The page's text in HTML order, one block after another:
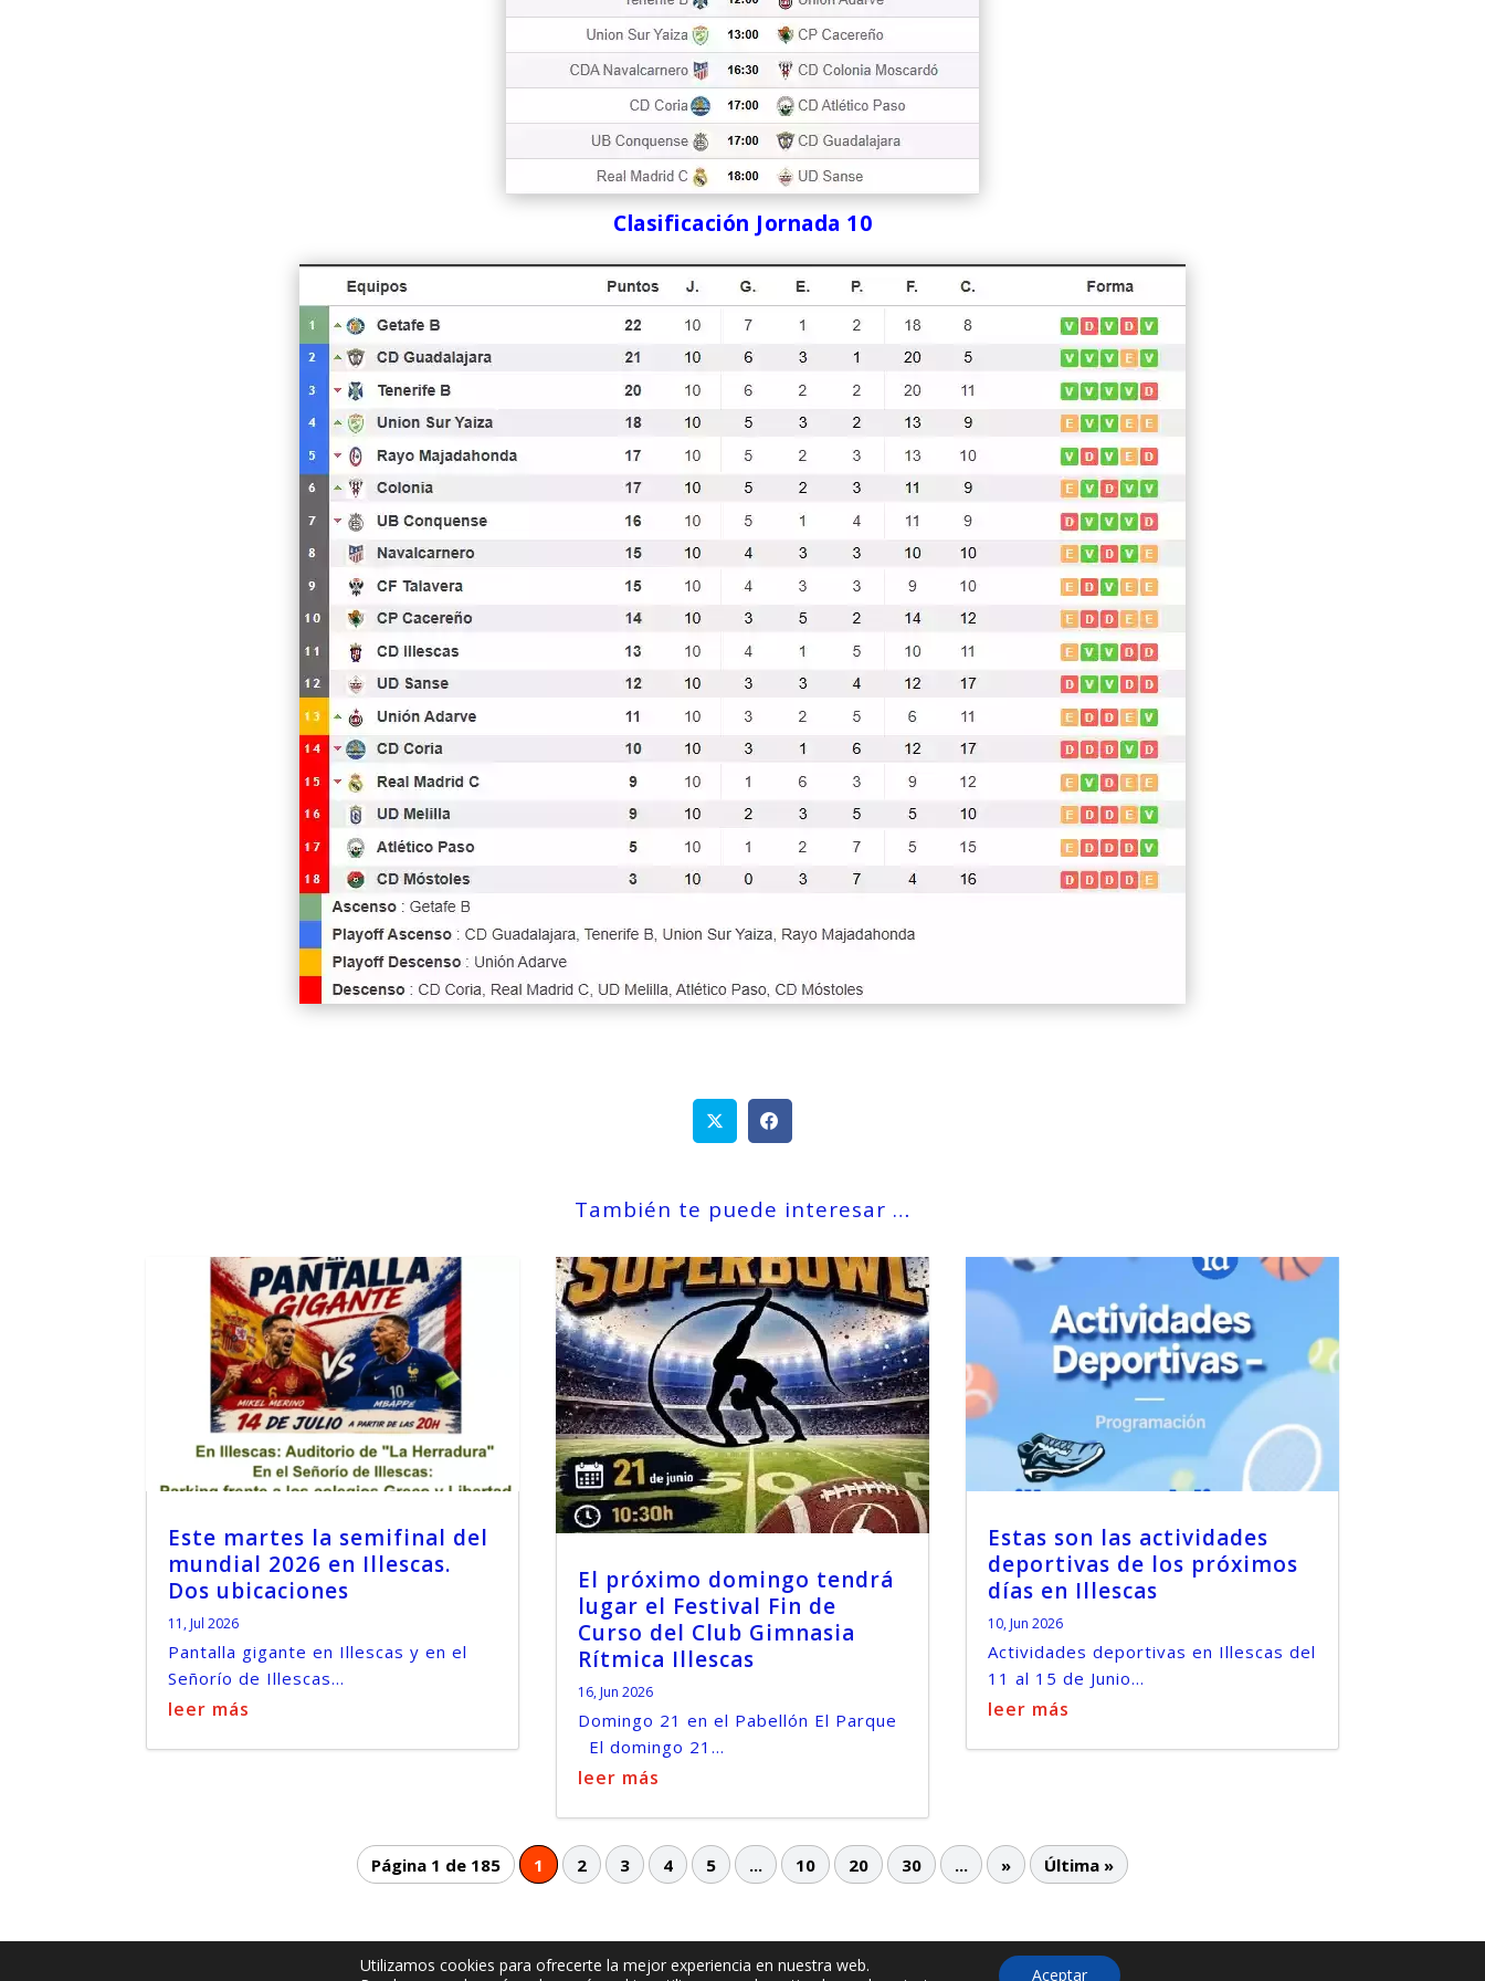
Clasificación Jornada 10
También te puede interesar …
Este martes la semifinal del
mundial 2026 en Illescas.
Dos ubicaciones
11, Jul 2026
Pantalla gigante en Illescas y en el
Señorío de Illescas...
leer más
El próximo domingo tendrá
lugar el Festival Fin de
Curso del Club Gimnasia
Rítmica Illescas
16, Jun 2026
Domingo 21 en el Pabellón El Parque
El domingo 21...
leer más
Estas son las actividades
deportivas de los próximos
días en Illescas
10, Jun 2026
Actividades deportivas en Illescas del
11 al 15 de Junio...
leer más
Página 1 de 185 1 2 3 4 5 ... 10 20 30 ... » Última »
Utilizamos cookies para ofrecerte la mejor experiencia en nuestra web.
Aceptar